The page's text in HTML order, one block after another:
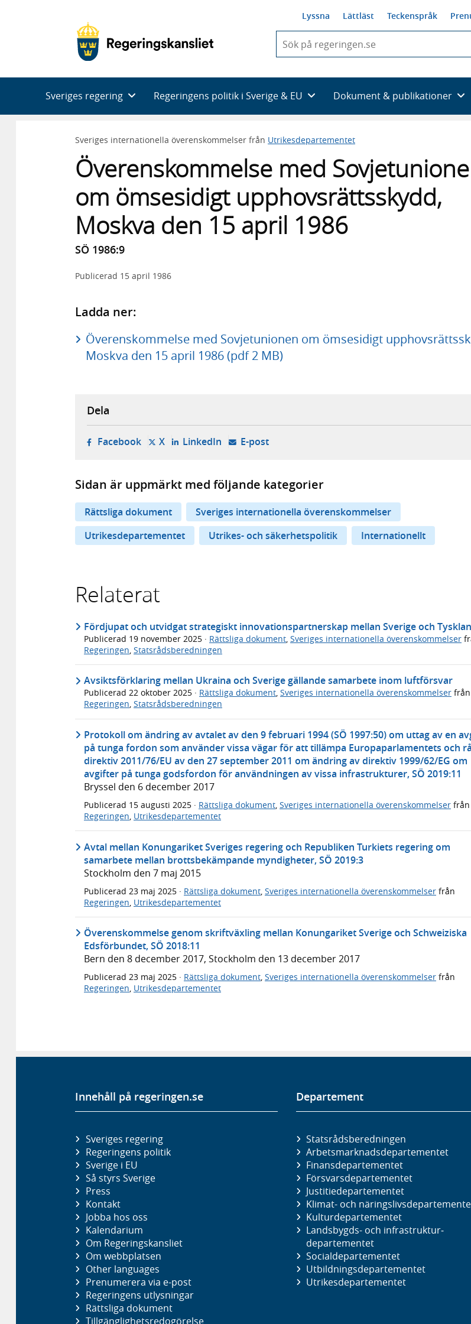
Lyssna Lättläst Teckenspråk
du
skriva
framträder
en
med
Sveriges regering Regeringens politik i Sverige & EU Dokument & publikationer
Sveriges internationella överenskommelser från Utrikesdepartementet
Överenskommelse med
om ömsesidigt upphovsrättsskydd,
Moskva den 15 april 1986
SÖ 1986:9
Publicerad 15 april 1986
Ladda ner:
Överenskommelse med Sovjetunionen om ömsesidigt
Moskva den 15 april 1986 (pdf 2 MB)
Dela
Facebook- öppnas i ny flik, extern webbplats,
X- öppnas i ny flik, extern webbplats,
LinkedIn- öppnas i ny flik, extern webbplats,
E-post- öppnar din e-postklient,
Sidan är uppmärkt med följande kategorier
Rättsliga dokument
Sveriges internationella överenskommelser
Utrikesdepartementet
Utrikes- och säkerhetspolitik Internationellt
Relaterat
Fördjupat och utvidgat strategiskt innovationspartnerskap mellan Sverige och
Publicerad 19 november 2025 · Rättsliga dokument Sveriges internationella överenskommelser
Regeringen Statsrådsberedningen
Avsiktsförklaring mellan Ukraina och Sverige gällande samarbete inom luftförsvar
Publicerad 22 oktober 2025 · Rättsliga dokument, Sveriges internationella överenskommelser från
Regeringen, Statsrådsberedningen
Protokoll om ändring av avtalet av den 9 februari 1994 (SÖ 1997:50) om uttag av en
på tunga fordon som använder vissa vägar för att tillämpa Europaparlamentets och
direktiv 2011/76/EU av den 27 september 2011 om ändring av direktiv 1999/62/EG om
avgifter på tunga godsfordon för användningen av vissa infrastrukturer, SÖ 2019:11
Bryssel den 6 december 2017
Publicerad 15 augusti 2025 · Rättsliga dokument, Sveriges internationella överenskommelser från
Regeringen, Utrikesdepartementet
Avtal mellan Konungariket Sveriges regering och Republiken Turkiets regering om
samarbete mellan brottsbekämpande myndigheter, SÖ 2019:3
Stockholm den 7 maj 2015
Publicerad 23 maj 2025 · Rättsliga dokument Sveriges internationella överenskommelser från
Regeringen Utrikesdepartementet
Överenskommelse genom skriftväxling mellan Konungariket Sverige och Schweiziska
Edsförbundet, SÖ 2018:11
Bern den 8 december 2017, Stockholm den 13 december 2017
Publicerad 23 maj 2025 · Rättsliga dokument, Sveriges internationella överenskommelser från
Regeringen, Utrikesdepartementet
Innehåll på regeringen.se
Sveriges regering
Regeringens politik
Sverige i EU
Så styrs Sverige
Press
Kontakt
Jobba hos oss
Kalendarium
Om Regeringskansliet
Om webbplatsen
Other languages
Prenumerera via e-post
Regeringens utlysningar
Rättsliga dokument
Tillgänglighetsredogörelse
Departement
Statsrådsberedningen
Arbetsmarknads­departementet
Finans­departementet
Försvars­departementet
Justitie­departementet
Klimat- och
Kultur­departementet
Landsbygds- och infrastruktur­
departementet
Social­departementet
Utbildnings­departementet
Utrikes­departementet